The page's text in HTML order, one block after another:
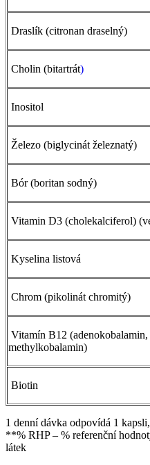
Draslík (citronan draselný)
Cholin (bitartrát)
Inositol
Železo (biglycinát železnatý)
Bór (boritan sodný)
Vitamin D3 (cholekalciferol)
Kyselina listová
Chrom (pikolinát chromitý)
Vitamín B12 (adenokobalamin,
methylkobalamin)
Biotin
1 denní dávka odpovídá 1
**% RHP – % referenční
látek